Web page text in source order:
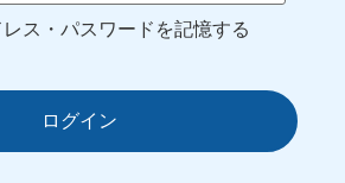
レス・パスワードを記憶する
ログイン